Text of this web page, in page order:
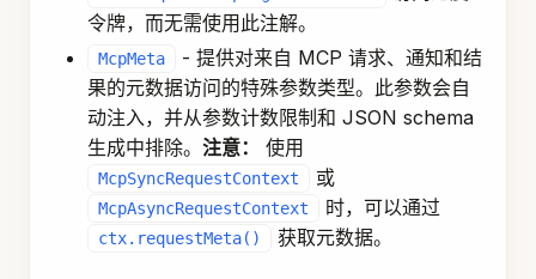
令牌，而无需使用此注解。
McpMeta
- 提供对来自 MCP 请求、通知和结
果的元数据访问的特殊参数类型。此参数会自
动注入，并从参数计数限制和 JSON schema
生成中排除。 注意： 使用
McpSyncRequestContext 或
McpAsyncRequestContext 时，可以通过
ctx.requestMeta() 获取元数据。